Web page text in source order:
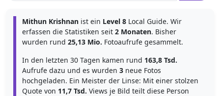
Mithun Krishnan ist ein Level 8 Local Guide. Wir
erfassen die Statistiken seit 2 Monaten. Bisher
wurden rund 25,13 Mio. Fotoaufrufe gesammelt.
In den letzten 30 Tagen kamen rund 163,8 Tsd.
Aufrufe dazu und es wurden 3 neue Fotos
hochgeladen. Ein Meister der Linse: Mit einer stolzen
Quote von 11,7 Tsd. Views je Bild teilt diese Person